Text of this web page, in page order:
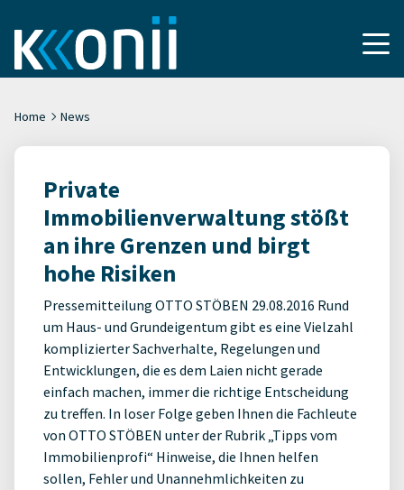
Home News
Private
Immobilienverwaltung stößt
an ihre Grenzen und birgt
hohe Risiken
Pressemitteilung OTTO STÖBEN 29.08.2016 Rund
um Haus- und Grundeigentum gibt es eine Vielzahl
komplizierter Sachverhalte, Regelungen und
Entwicklungen, die es dem Laien nicht gerade
einfach machen, immer die richtige Entscheidung
zu treffen. In loser Folge geben Ihnen die Fachleute
von OTTO STÖBEN unter der Rubrik „Tipps vom
Immobilienprofi“ Hinweise, die Ihnen helfen
sollen, Fehler und Unannehmlichkeiten zu